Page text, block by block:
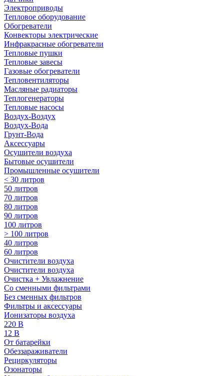
Электроприводы
Тепловое оборудование
Обогреватели
Конвекторы электрические
Инфракрасные обогреватели
Тепловые пушки
Тепловые завесы
Газовые обогреватели
Тепловентиляторы
Масляные радиаторы
Теплогенераторы
Тепловые насосы
Воздух-Воздух
Воздух-Вода
Грунт-Вода
Аксессуары
Осушители воздуха
Бытовые осушители
Промышленные осушители
< 30 литров
50 литров
70 литров
80 литров
90 литров
100 литров
> 100 литров
40 литров
60 литров
Очистители воздуха
Очистители воздуха
Очистка + Увлажнение
Cо сменными фильтрами
Без сменных фильтров
Фильтры и аксессуары
Ионизаторы воздуха
220 В
12 В
От батарейки
Обеззараживатели
Рециркуляторы
Озонаторы